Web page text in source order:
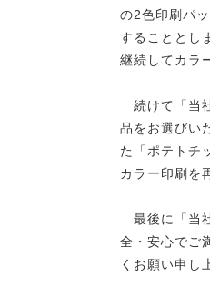
の2色印刷パ
することとし
継続してカラ
続けて「当
品をお選びい
た「ポテトチ
カラー印刷を
最後に「当
全・安心でご
くお願い申し